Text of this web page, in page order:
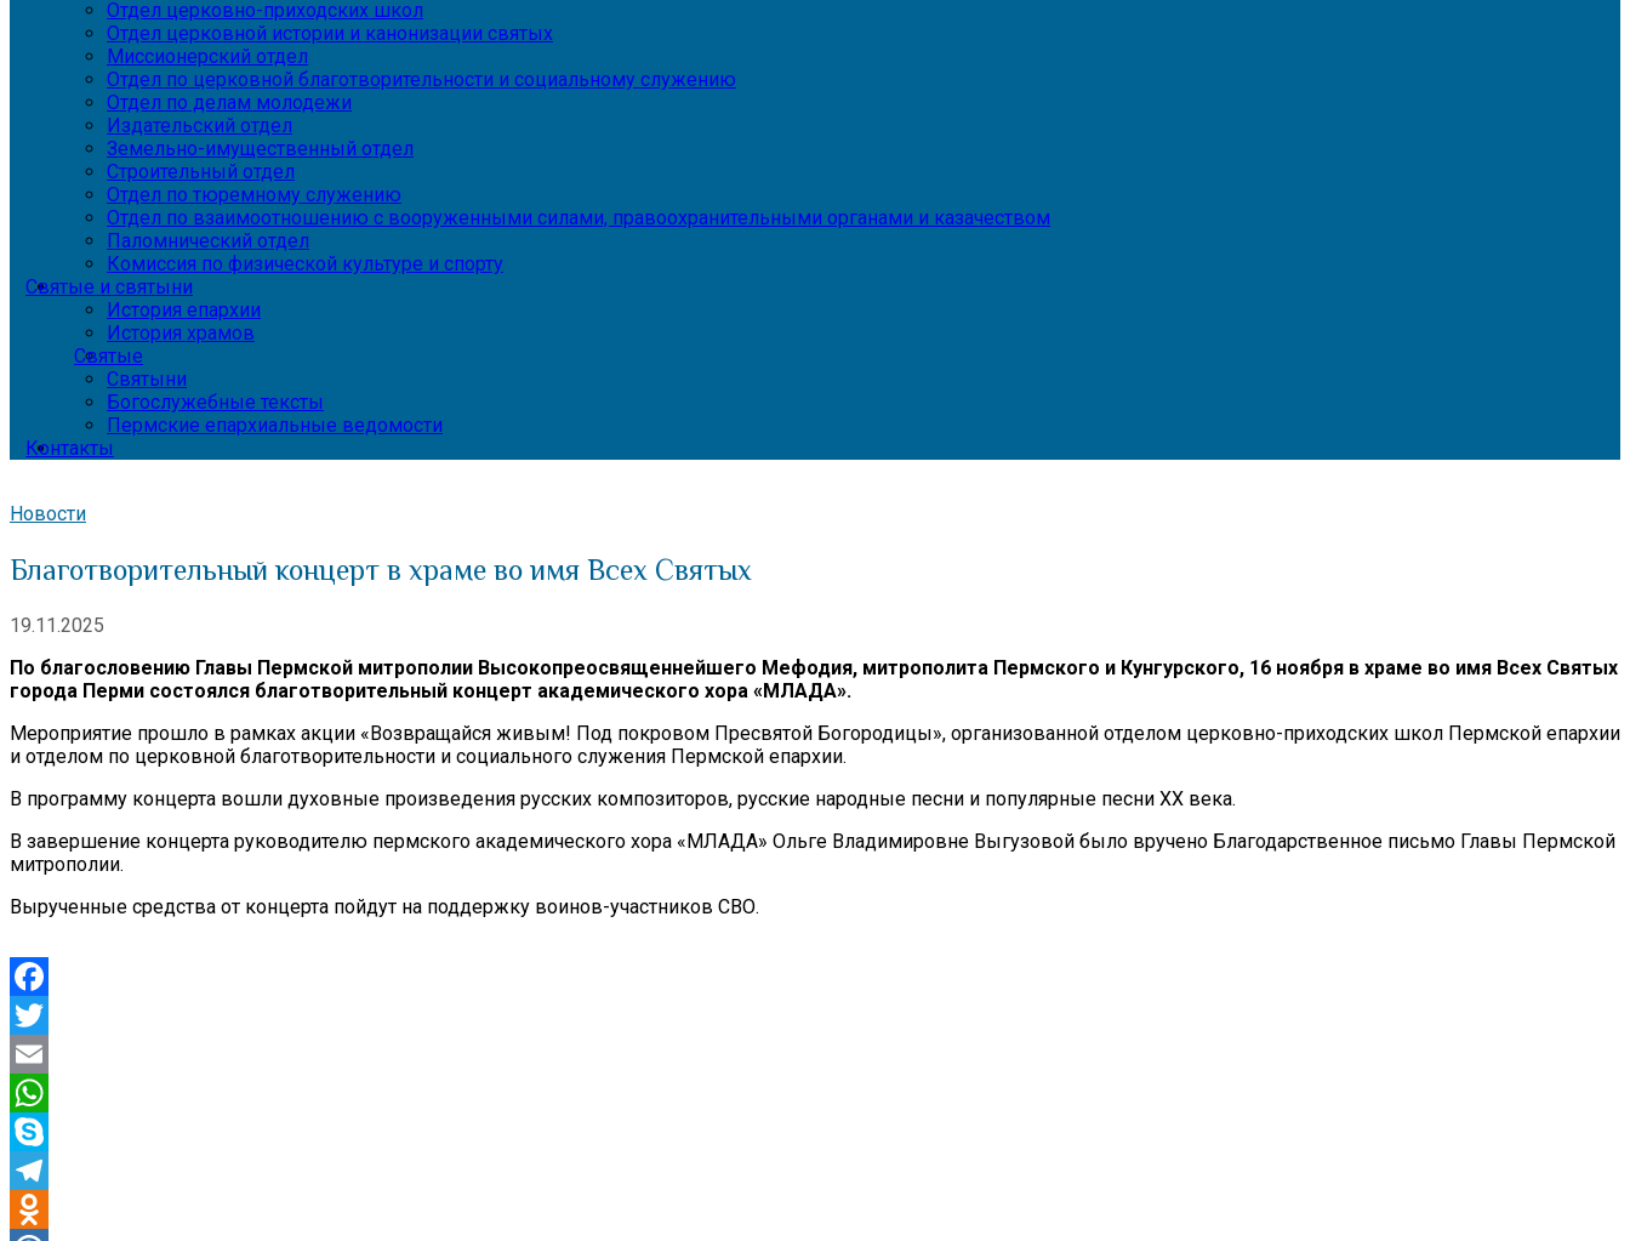
Отдел церковно-приходских школ
Отдел церковной истории и канонизации святых
Миссионерский отдел
Отдел по церковной благотворительности и социальному служению
Отдел по делам молодежи
Издательский отдел
Земельно-имущественный отдел
Строительный отдел
Отдел по тюремному служению
Отдел по взаимоотношению с вооруженными силами, правоохранительными органами и казачеством
Паломнический отдел
Комиссия по физической культуре и спорту
Святые и святыни
История епархии
История храмов
Святые
Святыни
Богослужебные тексты
Пермские епархиальные ведомости
Контакты
Новости
Благотворительный концерт в храме во имя Всех Святых
19.11.2025
По благословению Главы Пермской митрополии Высокопреосвященнейшего Мефодия, митрополита Пермского и Кунгурского, 16 ноября в храме во имя Всех Святых
города Перми состоялся благотворительный концерт академического хора «МЛАДА».
Мероприятие прошло в рамках акции «Возвращайся живым! Под покровом Пресвятой Богородицы», организованной отделом церковно-приходских школ Пермской епархии
и отделом по церковной благотворительности и социального служения Пермской епархии.
В программу концерта вошли духовные произведения русских композиторов, русские народные песни и популярные песни XX века.
В завершение концерта руководителю пермского академического хора «МЛАДА» Ольге Владимировне Выгузовой было вручено Благодарственное письмо Главы Пермской
митрополии.
Вырученные средства от концерта пойдут на поддержку воинов-участников СВО.
Facebook
Twitter
Email
WhatsApp
Skype
Telegram